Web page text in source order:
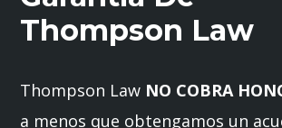
Thompson Law
Thompson Law NO COBRA
a menos que obtengamos un